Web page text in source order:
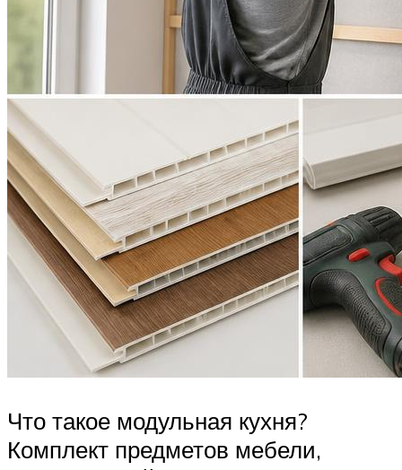
Что такое модульная кухня?
Комплект предметов мебели,